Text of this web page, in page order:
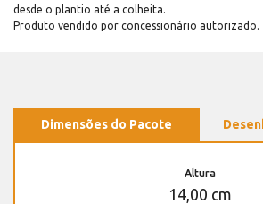
desde o plantio até a colheita.
Produto vendido por concessionário autorizado.
Dimensões do Pacote
Altura
14,00 cm